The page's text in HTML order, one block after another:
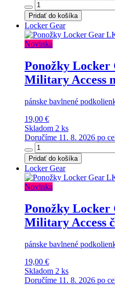
Pridať do košíka
Locker Gear
Novinka
Ponožky
Military Access
pánske bavlnené
19,00 €
Skladom 2 ks
Doručíme 11. 8. 2026 po
Pridať do košíka
Locker Gear
Novinka
Ponožky
Military Access
pánske bavlnené
19,00 €
Skladom 2 ks
Doručíme 11. 8. 2026 po